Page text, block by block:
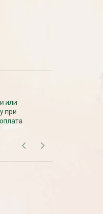
Дата:18.10.2023
или
при